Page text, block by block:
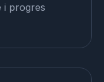
i progres